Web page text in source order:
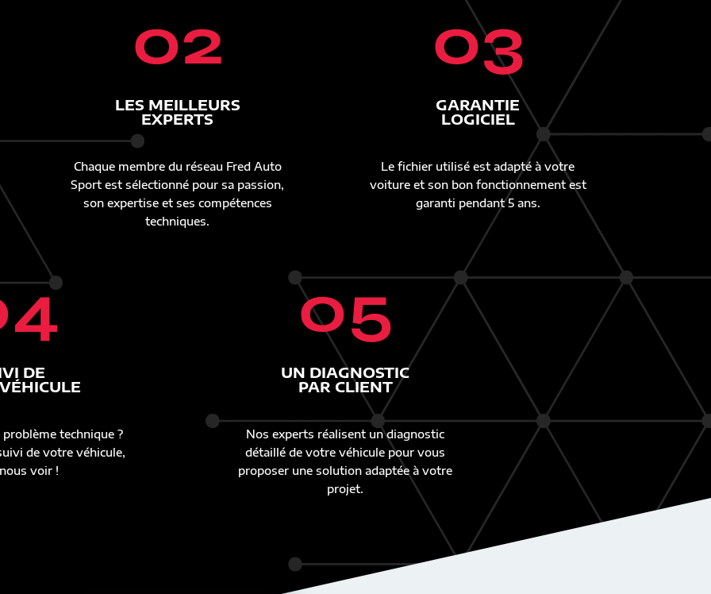
02
LES MEILLEURS
EXPERTS
Chaque membre du réseau Fred Auto
Sport est sélectionné pour sa passion,
son expertise et ses compétences
techniques.
03
GARANTIE
LOGICIEL
Le fichier utilisé est adapté à votre
voiture et son bon fonctionnement est
garanti pendant 5 ans.
DE
technique ?
de votre véhicule,
voir !
05
UN DIAGNOSTIC
PAR CLIENT
Nos experts réalisent un diagnostic
détaillé de votre véhicule pour vous
proposer une solution adaptée à votre
projet.